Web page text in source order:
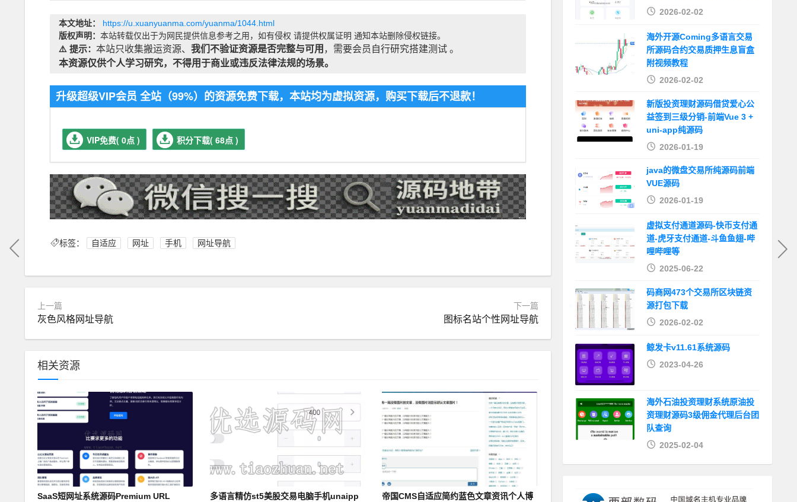
本文地址：
https://u.xuanyuanma.com/yuanma/1044.html
版权声明： 本站转载仅出于为网民提供信息参考之用，如有侵权 请提供权属证明 通知本站删除侵权链接。
⚠️ 提示： 本站只收集搬运资源、 我们不验证资源是否完整与可用 ，需要会员自行研究搭建测试 。
本资源仅供个人学习研究，不得用于商业或违反法律法规的场景。
升级超级VIP会员 全站（99%）的资源免费下载，本站均为虚拟资源，购买下载后不退款！
VIP免费( 0点 ) 积分下载( 68点 )
标签： 自适应 网址 手机 网址导航
上一篇
灰色风格网址导航
下一篇
图标名站个性网址导航
相关资源
SaaS短网址系统源码Premium URL
多语言精仿st5美股交易电脑手机unaipp
帝国CMS自适应简约蓝色文章资讯个人博
2026-02-02
海外开源Coming多语言交易
所源码合约交易质押生息盲盒
附视频教程
2026-02-02
新版投资理财源码借贷爱心公
益签到三级分销-前端Vue 3 +
uni-app纯源码
2026-01-19
java的微盘交易所纯源码前端
VUE源码
2026-01-19
虚拟支付通道源码-快币支付通
道-虎牙支付通道-斗鱼鱼翅-哔
哩哔哩等
2025-06-22
码商网473个交易所区块链资
源打包下载
2026-02-02
鲸发卡v11.61系统源码
2023-04-26
海外石油投资理财系统原油投
资理财源码3级佣金代理后台团
队查询
2025-02-04